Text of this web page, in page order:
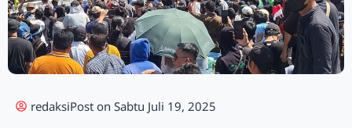
redaksiPost on Sabtu Juli 19, 2025